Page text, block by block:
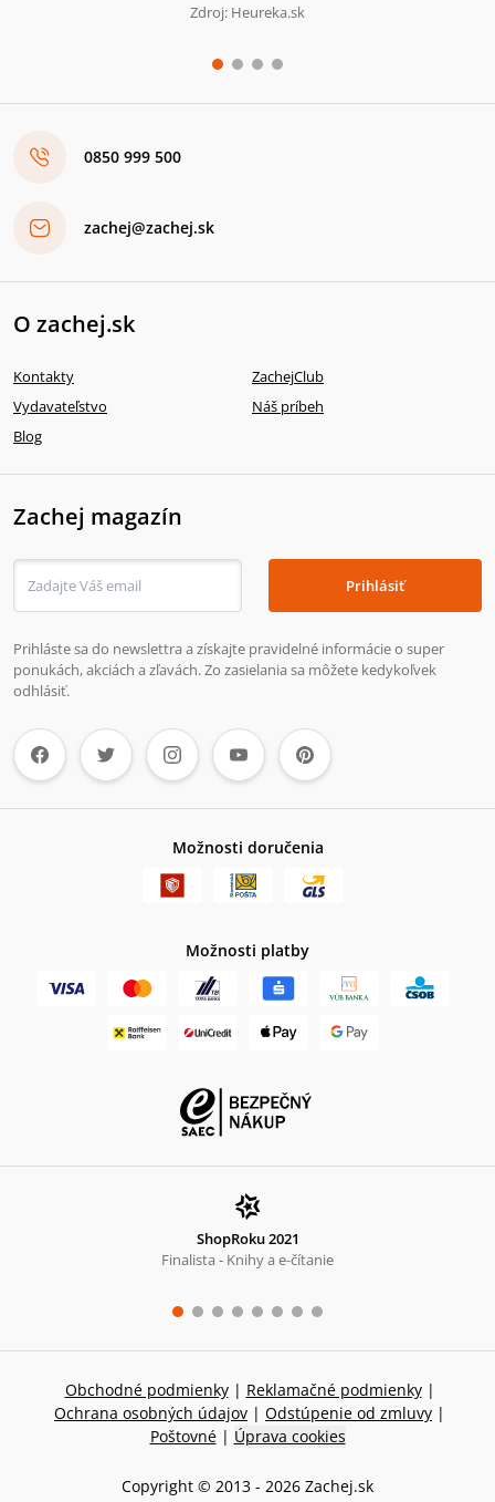
Zdroj: Heureka.sk
0850 999 500
zachej@zachej.sk
O zachej.sk
Kontakty
ZachejClub
Vydavateľstvo
Náš príbeh
Blog
Zachej magazín
Prihlásiť
Prihláste sa do newslettra a získajte pravidelné informácie o super
ponukách, akciách a zľavách. Zo zasielania sa môžete kedykoľvek
odhlásiť.
Možnosti doručenia
Možnosti platby
ShopRoku 2021
Finalista - Knihy a e-čítanie
Obchodné podmienky | Reklamačné podmienky |
Ochrana osobných údajov | Odstúpenie od zmluvy |
Poštovné | Úprava cookies
Copyright © 2013 - 2026 Zachej.sk